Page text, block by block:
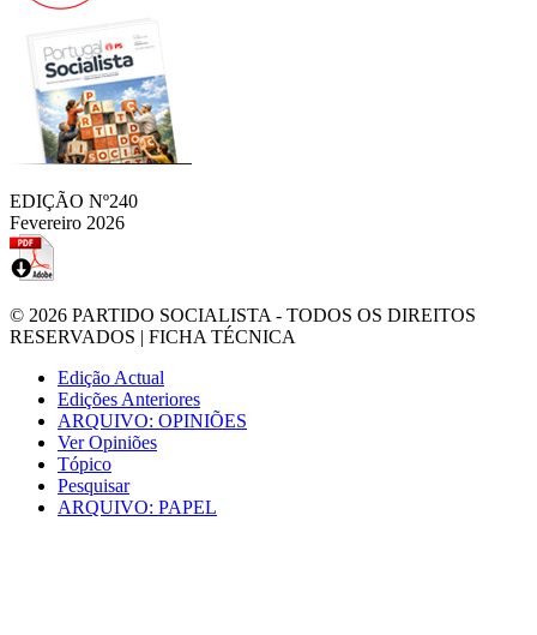
EDIÇÃO Nº240
Fevereiro 2026
© 2026 PARTIDO SOCIALISTA - TODOS OS DIREITOS
RESERVADOS | FICHA TÉCNICA
Edição Actual
Edições Anteriores
ARQUIVO: OPINIÕES
Ver Opiniões
Tópico
Pesquisar
ARQUIVO: PAPEL